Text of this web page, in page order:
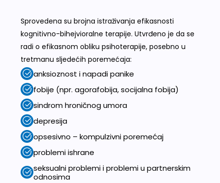
Sprovedena su brojna istraživanja efikasnosti
kognitivno-bihejvioralne terapije. Utvrđeno je da se
radi o efikasnom obliku psihoterapije, posebno u
tretmanu sljedećih poremećaja:
anksioznost i napadi panike
fobije (npr. agorafobija, socijalna fobija)
sindrom hroničnog umora
depresija
opsesivno – kompulzivni poremećaj
problemi ishrane
seksualni problemi i problemi u partnerskim
odnosima